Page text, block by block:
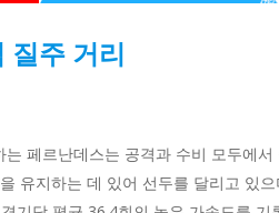
질주 거리
페르난데스는 공격과 수비 모두에
유지하는 데 있어 선두를 달리고 있